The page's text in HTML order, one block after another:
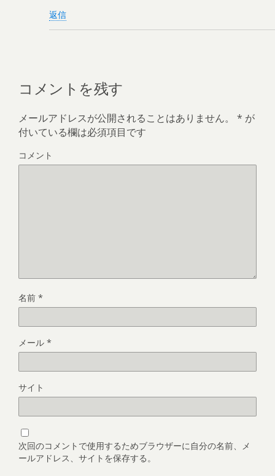
返信
コメントを残す
メールアドレスが公開されることはありません。 * が
付いている欄は必須項目です
コメント
名前 *
メール *
サイト
次回のコメントで使用するためブラウザーに自分の名前、メ
ールアドレス、サイトを保存する。